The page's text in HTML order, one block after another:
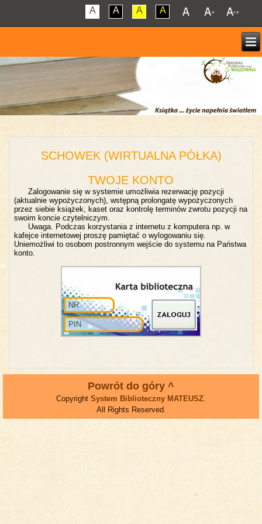
A A A A
SCHOWEK (WIRTUALNA PÓŁKA)
TWOJE KONTO
Zalogowanie się w systemie umożliwia rezerwację pozycji
(aktualnie wypożyczonych), wstępną prolongatę wypożyczonych
przez siebie książek, kaset oraz kontrolę terminów zwrotu pozycji na
swoim koncie czytelniczym.
Uwaga. Podczas korzystania z internetu z komputera np. w
kafejce internetowej proszę pamiętać o wylogowaniu się.
Uniemożliwi to osobom postronnym wejście do systemu na Państwa
konto.
Powrót do góry ^
Copyright System Biblioteczny MATEUSZ
All Rights Reserved.